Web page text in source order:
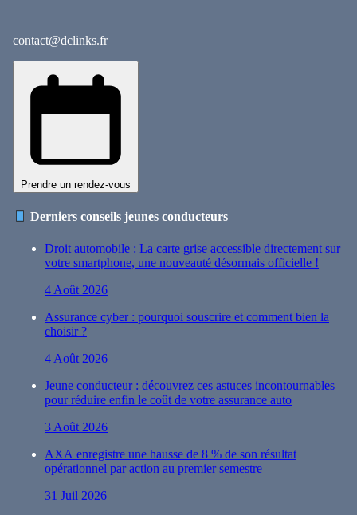
contact@dclinks.fr
Prendre un rendez-vous
Derniers conseils jeunes conducteurs
Droit automobile : La carte grise accessible directement sur
votre smartphone, une nouveauté désormais officielle !
4 Août 2026
Assurance cyber : pourquoi souscrire et comment bien la
choisir ?
4 Août 2026
Jeune conducteur : découvrez ces astuces incontournables
pour réduire enfin le coût de votre assurance auto
3 Août 2026
AXA enregistre une hausse de 8 % de son résultat
opérationnel par action au premier semestre
31 Juil 2026